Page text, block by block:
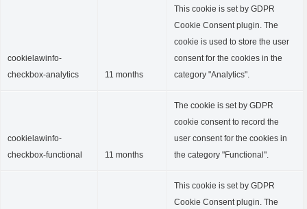
cookielawinfo-
checkbox-analytics
11 months
This cookie is set by GDPR
Cookie Consent plugin. The
cookie is used to store the user
consent for the cookies in the
category "Analytics".
cookielawinfo-
checkbox-functional
11 months
The cookie is set by GDPR
cookie consent to record the
user consent for the cookies in
the category "Functional".
This cookie is set by GDPR
Cookie Consent plugin. The